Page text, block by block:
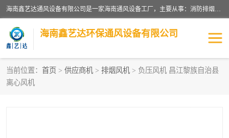
海南鑫艺达通风设备有限公司是一家海南通风设备工厂，主要从事：消防排烟工程、油烟净化工程、厨房排烟工程、酒店厨房设备、新风排风系统、镀锌铁皮管道加工、暖通工程、通风管道安装、消防火阀百叶风口等业务。公司拥有管道及配件一体化工厂生产线，良好的售后服务，良好的设计团队，良好的施工团队、良好管理人员，掌握畅通丰富的信息、市场渠道。
海南鑫艺达环保通风设备有限公司
当前位置： 首页 > 供应商机 > 排烟风机 > 负压风机 昌江黎族自治县
离心风机
海南暖通工程